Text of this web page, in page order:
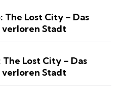
The Lost City – Das
verloren Stadt
The Lost City – Das
verloren Stadt